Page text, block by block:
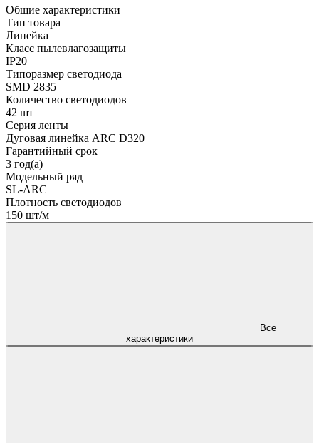
Общие характеристики
Тип товара
Линейка
Класс пылевлагозащиты
IP20
Типоразмер светодиода
SMD 2835
Количество светодиодов
42 шт
Серия ленты
Дуговая линейка ARC D320
Гарантийный срок
3 год(а)
Модельный ряд
SL-ARC
Плотность светодиодов
150 шт/м
характеристики